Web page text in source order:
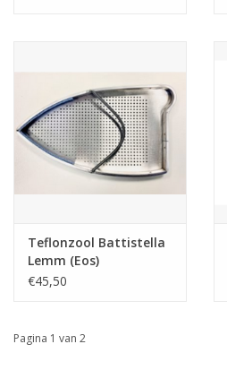
Teflonzool Battistella
Lemm (Eos)
€45,50
Pagina 1 van 2